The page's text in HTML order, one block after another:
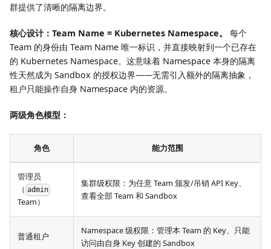
群提供了清晰的隔离边界。
核心设计：Team Name = Kubernetes Namespace。
每个
Team 的身份由 Team Name 唯一标识，并直接映射到一个已存在
的 Kubernetes Namespace。这意味着 Namespace 本身的隔离
性天然成为 Sandbox 的授权边界——无需引入额外的隔离抽象，
租户只能操作自身 Namespace 内的资源。
两级角色模型：
角色 能力范围
管理员
（ admin
Team）
集群级权限：为任意 Team 颁发/吊销 API Key、
查看全部 Team 和 Sandbox
普通租户
Namespace 级权限：管理本 Team 的 Key、只能
访问由自身 Key 创建的 Sandbox